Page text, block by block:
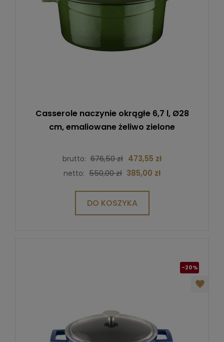
Casserole naczynie okrągłe 6,7 l, Ø28
cm, emaliowane żeliwo zielone
brutto: 676,50 zł 473,55 zł
netto: 550,00 zł 385,00 zł
DO KOSZYKA
-20%